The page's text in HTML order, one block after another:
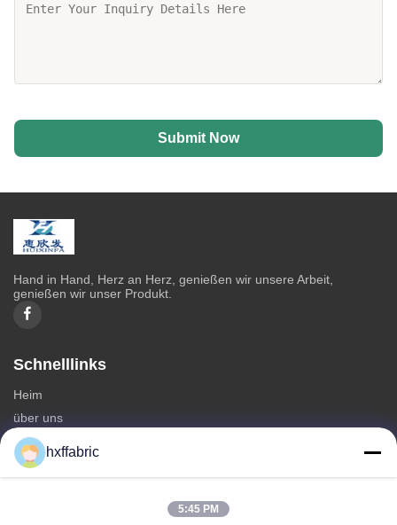
Submit Now
Hand in Hand, Herz an Herz, genießen wir unsere Arbeit,
genießen wir unser Produkt.
Schnelllinks
Heim
über uns
produits
Kontaktieren Sie uns
hxffabric
5:45 PM